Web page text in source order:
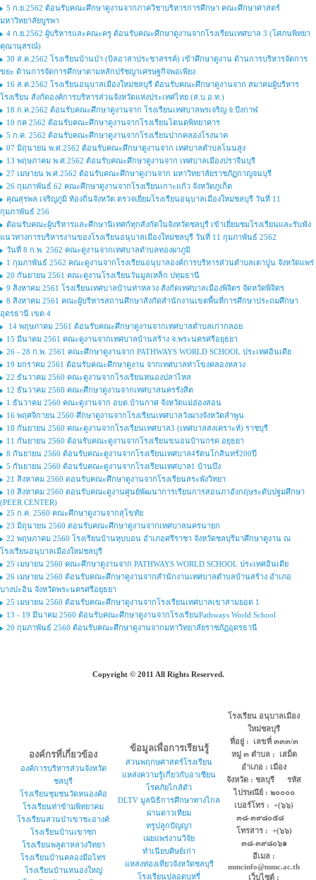
5 ก.ย.2562 ต้อนรับคณะศึกษาดูงานจากภาควิชาบริหารการศึกษา คณะศึกษาศาสตร์
มหาวิทยาลัยบูรพา
4 ก.ย.2562 ผู้บริหารและคณะครู ต้อนรับคณะศึกษาดูงานจากโรงเรียนเทศบาล 3 (โศภนพิทยา
คุณานุสรณ์)
30 ส.ค.2562 โรงเรียนบ้านป่า (บิลอาสาประชาสรรค์) เข้าศึกษาดูงาน ด้านการบริหารจัดการ
ขยะ ด้านการจัดการศึกษาตามหลักปรัชญาเศรษฐกิจพอเพียง
16 ส.ค.2562 โรงเรียนอนุบาลเมืองใหม่ชลบุรี ต้อนรับคณะศึกษาดูงานจาก สมาคมผู้บริหาร
โรงเรียน สังกัดองค์การบริหารส่วนจังหวัดแห่งประเทศไทย (ส.บ.อ.ท.)
18 ก.ค.2562 ต้อนรับคณะศึกษาดูงานจาก โรงเรียนเทศบาลพรเจริญ จ.บึงกาฬ
10 กค 2562 ต้อนรับคณะศึกษาดูงานจากโรงเรียนโตนดพิทยาคาร
5 ก.ค. 2562 ต้อนรับคณะศึกษาดูงานจากโรงเรียนปากคลองโรงนาค
07 มิถุนายน พ.ศ.2562 ต้อนรับคณะศึกษาดูงานจาก เทศบาลตำบลโนนสูง
13 พฤษภาคม พ.ศ.2562 ต้อนรับคณะศึกษาดูงานจาก เทศบาลเมืองปราจีนบุรี
27 เมษายน พ.ศ.2562 ต้อนรับคณะศึกษาดูงานจาก มหาวิทยาลัยราชภัฏกาญจนบุรี
26 กุมภาพันธ์ 62 คณะศึกษาดูงานจากโรงเรียนเกาะแก้ว จังหวัดภูเก็ต
คุณสุรพล เจริญภูมิ ท้องถิ่นจังหวัด ตรวจเยี่ยมโรงเรียนอนุบาลเมืองใหม่ชลบุรี วันที่ 11
กุมภาพันธ์ 256
ต้อนรับคณะผู้บริหารและศึกษานิเทศก์ทุกสังกัดในจังหวัดชลบุรี เข้าเยี่ยมชมโรงเรียนและรับฟัง
แนวทางการบริหารงานของโรงเรียนอนุบาลเมืองใหม่ชลบุรี วันที่ 11 กุมภาพันธ์ 2562
วันที่ 8 ก.พ. 2562 คณะดูงานจากเทศบาลตำบลทองผาภูมิ
1 กุมภาพันธ์ 2562 คณะดูงานจากโรงเรียนอนุบาลองค์การบริหารส่วนตำบลเตาปูน จังหวัดแพร่
20 กันยายน 2561 คณะดูงานโรงเรียนวันมูลเหล็ก ปทุมธานี
9 สิงหาคม 2561 โรงเรียนเทศบาลบ้านท่าหลวง สังกัดเทศบาลเมืองพิจิตร จัดหวัดพิจิตร
8 สิงหาคม 2561 คณะผู้บริหารสถานศึกษาสังกัดสำนักงานเขตพื้นที่การศึกษาประถมศึกษา
อุดรธานี เขต 4
14 พฤษภาคม 2561 ต้อนรับคณะศึกษาดูงานจากเทศบาลตำบลเก่ากลอย
15 มีนาคม 2561 คณะดูงานจากเทศบาลบ้านสร้าง จ.พระนครศรีอยุธยา
26 - 28 ก.พ. 2561 คณะศึกษาดูงานจาก PATHWAYS WORLD SCHOOL ประเทศอินเดีย
19 มกราคม 2561 ต้อนรับคณะศึกษาดูงาน จากเทศบาลท่าโขงคลองหลวง
22 ธันวาคม 2560 คณะดูงานจากโรงเรียนหนองปลาไหล
12 ธันวาคม 2560 คณะศึกษาดูงานจากเทศบาลนครรังสิต
1 ธันวาคม 2560 คณะดูงานจาก อบต.บ้านกาศ จังหวัดแม่ฮ่องสอน
16 พฤศจิกายน 2560 ศึกษาดูงานจากโรงเรียนเทศบาลวังผางจังหวัดลำพูน
18 กันยายน 2560 คณะดูงานจากโรงเรียนเทศบาล3 (เทศบาลสงเคราะห์) ราชบุรี
11 กันยายน 2560 ต้อนรับคณะดูงานจากโรงเรียนขนอนบ้านกรด อยุธยา
8 กันยายน 2560 ต้อนรับคณะดูงานจากโรงเรียนเทศบาล4รัตนโกสินทร์200ปี
5 กันยายน 2560 ต้อนรับคณะดูงานจากโรงเรียนเทศบาล1 บ้านบึง
21 สิงหาคม 2560 ตอนรับคณะศึกษาดูงานจากโรงเรียนสระพังวิทยา
10 สิงหาคม 2560 ตอนรับคณะดูงานศูนย์พัฒนาการเรียนการสอนภาอังกฤษระดับปฐมศึกษา
(PEER CENTER)
25 ก.ค. 2560 คณะศึกษาดูงานจากสุโขทัย
23 มิถุนายน 2560 ตอนรับคณะศึกษาดูงานจากเทศบาลนครนายก
22 พฤษภาคม 2560 โรงเรียนบ้านหุบบอน อำเภอศรีราชา จังหวัดชลบุรีมาศึกษาดูงาน ณ
โรงเรียนอนุบาลเมืองใหม่ชลบุรี
25 เมษายน 2560 คณะศึกษาดูงานจาก PATHWAYS WORLD SCHOOL ประเทศอินเดีย
26 เมษายน 2560 ต้อนรับคณะศึกษาดูงานจากสำนักงานเทศบาลตำบลบ้านสร้าง อำเภอ
บางปะอิน จังหวัดพระนครศรีอยุธยา
25 เมษายน 2560 ต้อนรับคณะศึกษาดูงานจากโรงเรียนเทศบาลเขาสามยอด 1
13 - 19 มีนาคม 2560 ต้อนรับคณะศึกษาดูงานจากโรงเรียนPathways World School
20 กุมภาพันธ์ 2560 ต้อนรับคณะศึกษาดูงานจากมหาวิทยาลัยราชภัฏอุดรธานี
Copyright © 2011 All Rights Reserved.
องค์กรที่เกี่ยวข้อง
องค์การบริหารส่วนจังหวัด
ชลบุรี
โรงเรียนชุมชนวัดหนองค้อ
โรงเรียนท่าข้ามพิทยาคม
โรงเรียนสวนป่าเขาชะอางค์
โรงเรียนบ้านเขาซก
โรงเรียนพลูตาหลวงวิทยา
โรงเรียนบ้านคลองมือไทร
โรงเรียนบ้านหนองใหญ่
ข้อมูลเพื่อการเรียนรู้
สวนพฤกษศาสตร์โรงเรียน
แหล่งความรู้เกี่ยวกับอาเซียน
โรคภัยไกล้ตัว
DLTV มูลนิธิการศึกษาทางไกล
ผ่านดาวเทียม
ทรูปลูกปัญญา
เผยแพร่งานวิจัย
ทำเนียบศิษย์เก่า
แหล่งท่องเที่ยวจังหวัดชลบุรี
โรงเรียนปลอดบุหรี่
โรงเรียน อนุบาลเมือง
ใหม่ชลบุรี
ที่อยู่ : เลขที่ ๓๓๓/๓
หมู่ ๓ ตำบล : เสม็ด
อำเภอ : เมือง
จังหวัด : ชลบุรี รหัส
ไปรษณีย์ : ๒๐๐๐๐
เบอร์โทร : +(๖๖)
๓๘-๓๙๘๐๕๘
โทรสาร : +(๖๖)
๓๘-๓๙๘๐๖๑
อีเมล :
mmcinfo@mmc.ac.th
เว็บไซต์ :